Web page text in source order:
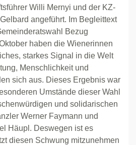
Willi Mernyi und der KZ-
angeführt. Im Begleittext
Bezug
haben die Wienerinnen
starkes Signal in die Welt
Menschlichkeit und
sich aus. Dieses Ergebnis war
Umstände dieser Wahl
und solidarischen
Werner Faymann und
Häupl. Deswegen ist es
diesen Schwung mitzunehmen